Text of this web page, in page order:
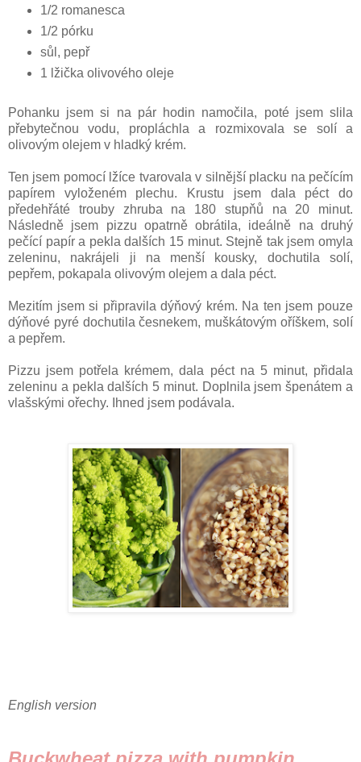
1/2 romanesca
1/2 pórku
sůl, pepř
1 lžička olivového oleje
Pohanku jsem si na pár hodin namočila, poté jsem slila
přebytečnou vodu, propláchla a rozmixovala se solí a
olivovým olejem v hladký krém.
Ten jsem pomocí lžíce tvarovala v silnější placku na pečícím
papírem vyloženém plechu. Krustu jsem dala péct do
předehřáté trouby zhruba na 180 stupňů na 20 minut.
Následně jsem pizzu opatrně obrátila, ideálně na druhý
pečící papír a pekla dalších 15 minut. Stejně tak jsem omyla
zeleninu, nakrájeli ji na menší kousky, dochutila solí,
pepřem, pokapala olivovým olejem a dala péct.
Mezitím jsem si připravila dýňový krém. Na ten jsem pouze
dýňové pyré dochutila česnekem, muškátovým oříškem, solí
a pepřem.
Pizzu jsem potřela krémem, dala péct na 5 minut, přidala
zeleninu a pekla dalších 5 minut. Doplnila jsem špenátem a
vlašskými ořechy. Ihned jsem podávala.
English version